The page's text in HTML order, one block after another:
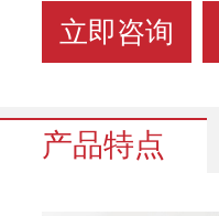
立即咨询
产品特点